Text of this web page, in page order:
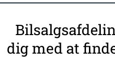
dig med at